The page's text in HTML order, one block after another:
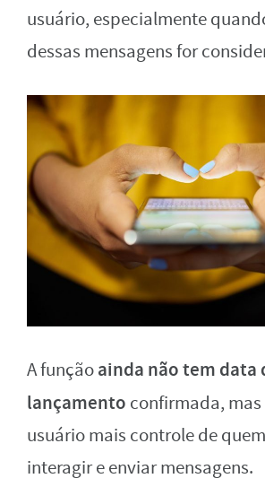
usuário, especialmente
dessas mensagens for
A funçãoainda não tem data
lançamento confirmada,
usuário mais controle de
interagir e enviar mensagens.